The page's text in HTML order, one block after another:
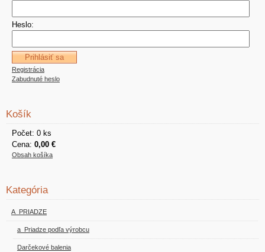
Heslo:
Registrácia
Zabudnuté heslo
Košík
Počet: 0 ks
Cena: 0,00 €
Obsah košíka
Kategória
A_PRIADZE
a_Priadze podľa výrobcu
Darčekové balenia